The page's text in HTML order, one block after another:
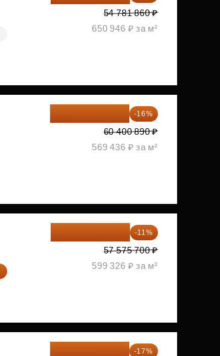
54 781 860 ₽
650 946 ₽ за м²
-16%
60 400 890 ₽
569 436 ₽ за м²
-11%
57 575 700 ₽
599 326 ₽ за м²
-17%